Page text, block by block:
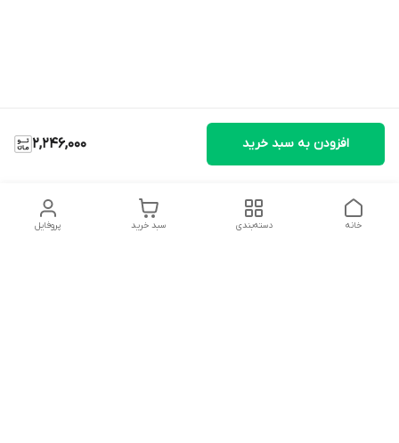
2,246,000 افزودن به سبد خرید
پروفایل سبد خرید دسته‌بندی خانه